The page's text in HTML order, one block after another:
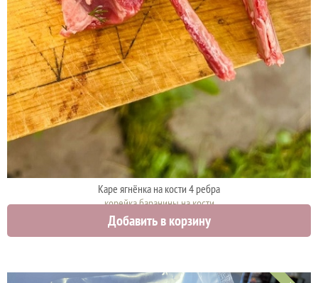
Каре ягнёнка на кости 4 ребра
корейка баранины на кости
3600 руб. 3500 руб.
Добавить в корзину